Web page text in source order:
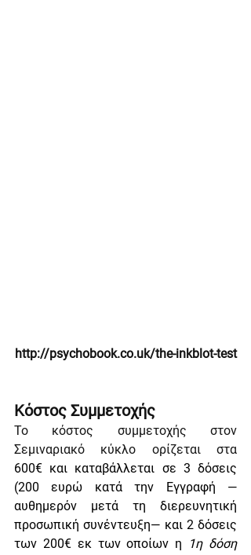
http://psychobook.co.uk/the-inkblot-test
Κόστος Συμμετοχής
Το κόστος συμμετοχής στον
600€ και καταβάλλεται σε 3 δόσεις
(200 ευρώ κατά την Εγγραφή —
αυθημερόν μετά τη διερευνητική
προσωπική συνέντευξη— και 2 δόσεις
των 200€ εκ των οποίων η 1η δόση